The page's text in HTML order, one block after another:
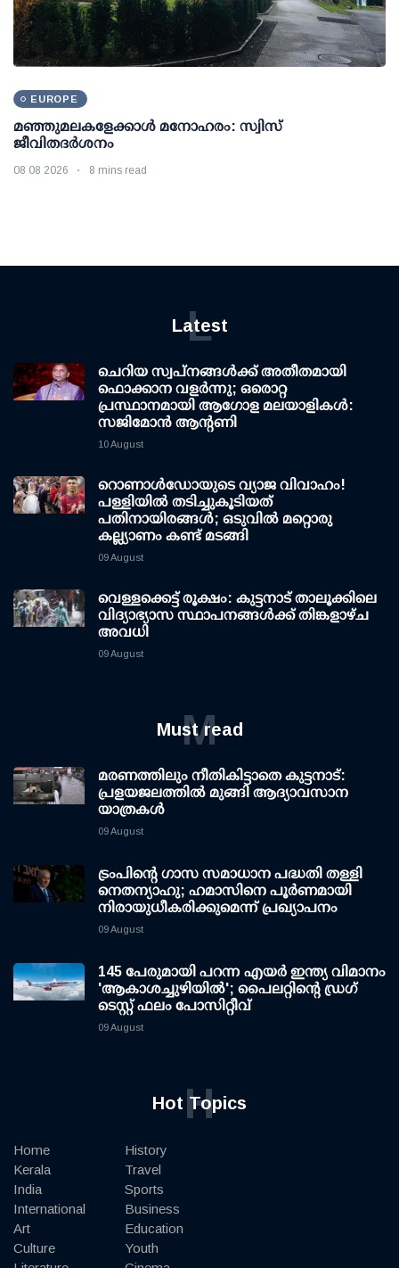
EUROPE
മഞ്ഞുമലകളേക്കാൾ മനോഹരം: സ്വിസ്
ജീവിതദർശനം
08 08 2026 8 mins read
Latest
L
ചെറിയ സ്വപ്നങ്ങൾക്ക് അതീതമായി
ഫൊക്കാന വളർന്നു; ഒരൊറ്റ
പ്രസ്ഥാനമായി ആഗോള മലയാളികൾ:
സജിമോൻ ആന്റണി
10 August
റൊണാള്‍ഡോയുടെ വ്യാജ വിവാഹം!
പള്ളിയില്‍ തടിച്ചുകൂടിയത്
പതിനായിരങ്ങള്‍; ഒടുവില്‍ മറ്റൊരു
കല്ല്യാണം കണ്ട് മടങ്ങി
09 August
വെള്ളക്കെട്ട് രൂക്ഷം: കുട്ടനാട് താലൂക്കിലെ
വിദ്യാഭ്യാസ സ്ഥാപനങ്ങള്‍ക്ക് തിങ്കളാഴ്ച
അവധി
09 August
Must read
M
മരണത്തിലും നീതികിട്ടാതെ കുട്ടനാട്:
പ്രളയജലത്തില്‍ മുങ്ങി ആദ്യാവസാന
യാത്രകള്‍
09 August
ട്രംപിന്റെ ഗാസ സമാധാന പദ്ധതി തള്ളി
നെതന്യാഹു; ഹമാസിനെ പൂര്‍ണമായി
നിരായുധീകരിക്കുമെന്ന് പ്രഖ്യാപനം
09 August
145 പേരുമായി പറന്ന എയര്‍ ഇന്ത്യ വിമാനം
'ആകാശച്ചുഴിയില്‍'; പൈലറ്റിന്റെ ഡ്രഗ്
ടെസ്റ്റ് ഫലം പോസിറ്റീവ്
09 August
Hot Topics
H
Home
Kerala
India
International
Art
Culture
History
Travel
Sports
Business
Education
Youth